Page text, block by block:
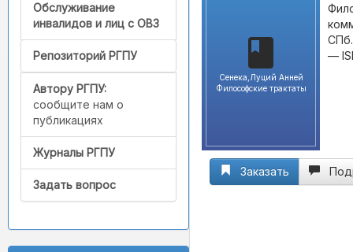
Обслуживание
инвалидов и лиц с ОВЗ
Репозиторий РГПУ
Автору РГПУ:
сообщите нам о
публикациях
Журналы РГПУ
Задать вопрос
Сенека,Луций Анней
Философские трактаты
—
Заказать